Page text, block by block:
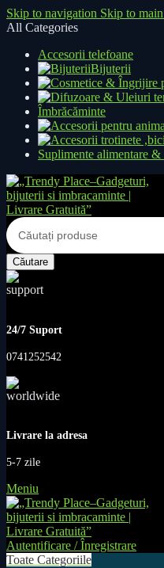
Skip to navigation Skip to
All Categories
Accesorii telefoane
Bijuterii
Îmbrăcăminte
Suplimente alimentare &
Căutare
24/7 Suport
0741252542
Livrare la adresa
5-7 zile
Meniu
Autentificare / Înregistrare
Toate Categoriile